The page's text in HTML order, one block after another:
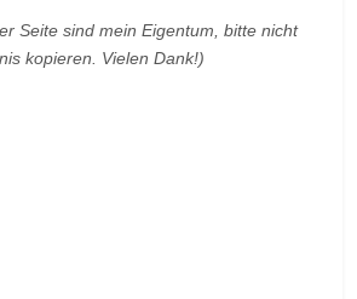
Seite sind mein Eigentum, bitte nicht
kopieren. Vielen Dank!)